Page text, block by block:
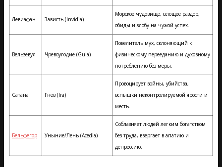
Левиафан Зависть (Invidia)
Морское чудовище, сеющее раздор,
обиды и злобу на чужой успех.
Вельзевул Чревоугодие (Gula)
Повелитель мух, склоняющий к
физическому перееданию и духовному
потреблению без меры.
Сатана Гнев (Ira)
Провоцирует войны, убийства,
вспышки неконтролируемой ярости и
месть.
Бельфегор Уныние/Лень (Acedia)
Соблазняет людей легким богатством
без труда, ввергает в апатию и
депрессию.